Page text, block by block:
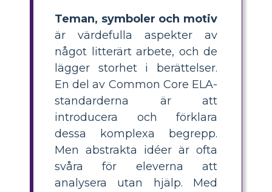
Teman, symboler och motiv
är värdefulla aspekter av
något litterärt arbete, och de
lägger storhet i berättelser.
En del av Common Core ELA-
standarderna är att
introducera och förklara
dessa komplexa begrepp.
Men abstrakta idéer är ofta
svåra för eleverna att
analysera utan hjälp. Med